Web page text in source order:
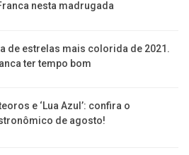
nesta madrugada
de estrelas mais colorida de 2021.
ter tempo bom
e ‘Lua Azul’: confira o
de agosto!